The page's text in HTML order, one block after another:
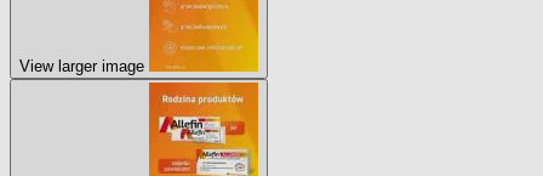
View larger image